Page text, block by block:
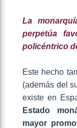
La
perpetúa
policéntrico
Este hecho
(además del
existe en
Estado
mayor